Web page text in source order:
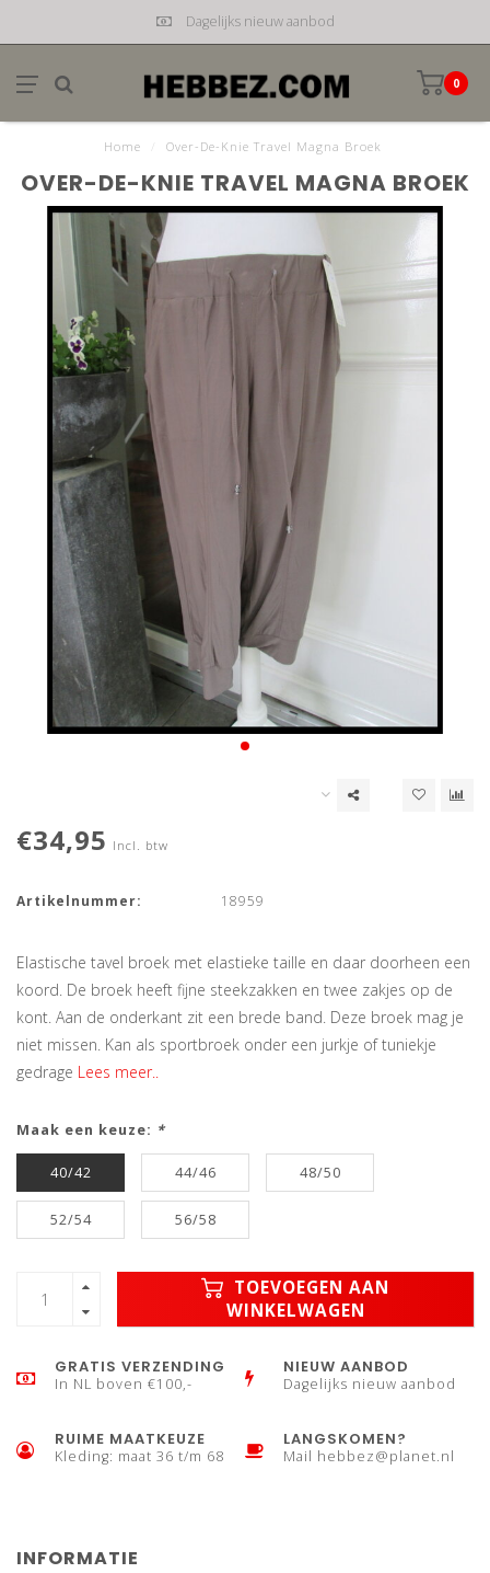
Dagelijks nieuw aanbod
0
Home Over-De-Knie Travel Magna Broek
OVER-DE-KNIE TRAVEL MAGNA BROEK
€34,95 Incl. btw
Artikelnummer: 18959
Elastische tavel broek met elastieke taille en daar doorheen een
koord. De broek heeft fijne steekzakken en twee zakjes op de
kont. Aan de onderkant zit een brede band. Deze broek mag je
niet missen. Kan als sportbroek onder een jurkje of tuniekje
gedrage Lees meer..
Maak een keuze: *
40/42 44/46 48/50
52/54 56/58
TOEVOEGEN AAN
WINKELWAGEN
GRATIS VERZENDING
In NL boven €100,-
NIEUW AANBOD
Dagelijks nieuw aanbod
RUIME MAATKEUZE
Kleding: maat 36 t/m 68
LANGSKOMEN?
Mail hebbez@planet.nl
INFORMATIE